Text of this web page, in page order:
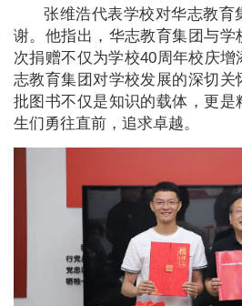
张维浩代表学校对华志教育
谢。他指出，华志教育集团与学
次捐赠不仅为学校40周年校庆
志教育集团对学校发展的深切关
批图书不仅是知识的载体，更是
生们勇往直前，追求卓越。